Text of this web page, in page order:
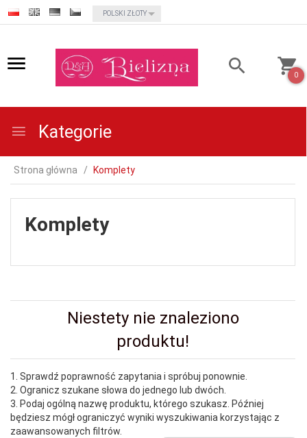
currency_h
POLSKI ZŁOTY
0
Kategorie
Strona główna Komplety
Komplety
Niestety nie znaleziono
produktu!
1. Sprawdź poprawność zapytania i spróbuj ponownie.
2. Ogranicz szukane słowa do jednego lub dwóch.
3. Podaj ogólną nazwę produktu, którego szukasz. Później
będziesz mógł ograniczyć wyniki wyszukiwania korzystając z
zaawansowanych filtrów.